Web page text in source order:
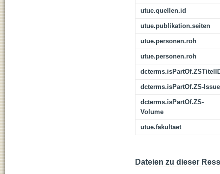
utue.quellen.id
utue.publikation.seiten
utue.personen.roh
utue.personen.roh
dcterms.isPartOf.ZS-Issue
dcterms.isPartOf.ZS-
Volume
utue.fakultaet
Dateien zu dieser